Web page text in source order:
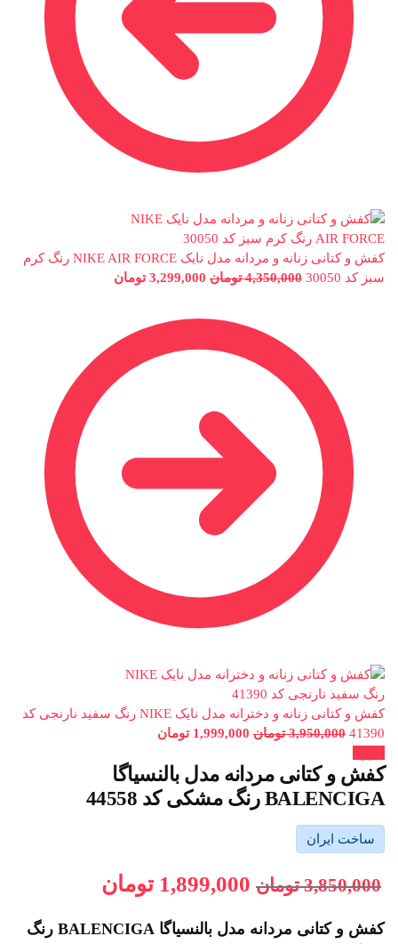
کفش و کتانی زنانه و مردانه مدل نایک NIKE AIR FORCE رنگ کرم
سبز کد 30050
4,350,000 تومان 3,299,000 تومان
کفش و کتانی زنانه و دخترانه مدل نایک NIKE رنگ سفید نارنجی کد
41390
3,950,000 تومان 1,999,000 تومان
کفش و کتانی مردانه مدل بالنسیاگا
BALENCIGA رنگ مشکی کد 44558
ساخت ایران
3,850,000 تومان 1,899,000 تومان
کفش و کتانی مردانه مدل بالنسیاگا BALENCIGA رنگ